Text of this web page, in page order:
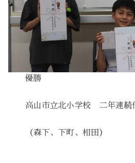
優勝
高山市立北小学校 二年連続
（森下、下町、相田）